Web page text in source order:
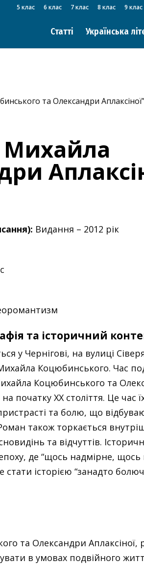
5 клас 6 клас 7 клас 8 клас 9 клас
Статті Українська
та Олександри
Михайла
Видання – 2012 рік
та історичний
у Чернігові, на вулиці
Коцюбинського. Час
Коцюбинського та
початку ХХ століття. Це час
та болю, що
також торкається
та відчуттів.
де “щось надмірне,
історією “занадто
та Олександри
в умовах подвійного